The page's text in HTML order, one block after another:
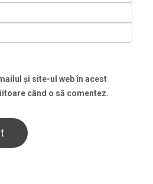
și site-ul web în acest
când o să comentez.